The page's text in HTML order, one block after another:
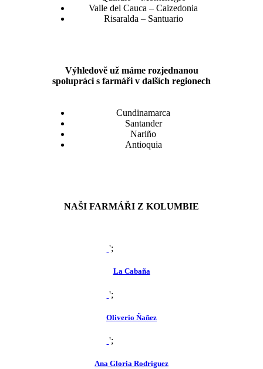
Valle del Cauca – Caizedonia
Risaralda – Santuario
Výhledově už máme rozjednanou
spolupráci s farmáři v dalších regionech
Cundinamarca
Santander
Nariño
Antioquia
NAŠI FARMÁŘI Z KOLUMBIE
';
La Cabaña
';
Oliverio Ñañez
';
Ana Gloria Rodriguez